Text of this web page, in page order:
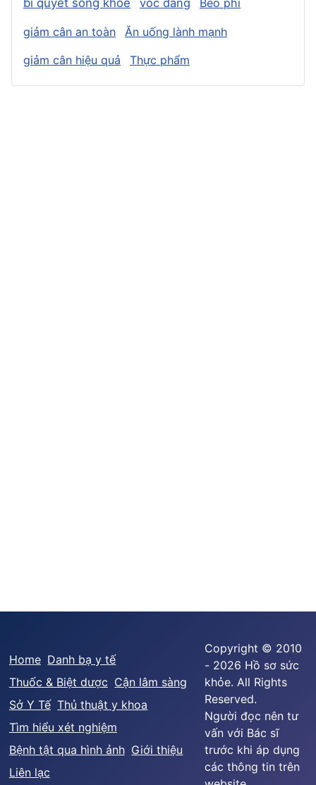
giảm cân an toàn
Ăn uống lành mạnh
giảm cân hiệu quả
Thực phẩm
Home Danh bạ y tế
Thuốc & Biệt dược Cận lâm sàng
Sở Y Tế Thủ thuật y khoa
Tìm hiểu xét nghiệm
Bệnh tật qua hình ảnh Giới thiệu
Liên lạc
Copyright © 2010
- 2026 Hồ sơ sức
khỏe. All Rights
Reserved.
Người đọc nên tư
vấn với Bác sĩ
trước khi áp dụng
các thông tin trên